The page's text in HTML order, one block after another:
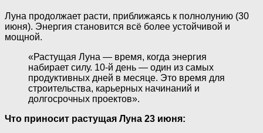
Луна продолжает расти, приближаясь к полнолунию (30
июня). Энергия становится всё более устойчивой и
мощной.
«Растущая Луна — время, когда энергия
набирает силу. 10-й день — один из самых
продуктивных дней в месяце. Это время для
строительства, карьерных начинаний и
долгосрочных проектов».
Что приносит растущая Луна 23 июня: